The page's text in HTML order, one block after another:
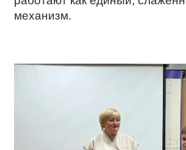
механизм.